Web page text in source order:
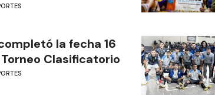
la fecha 16
Clasificatorio